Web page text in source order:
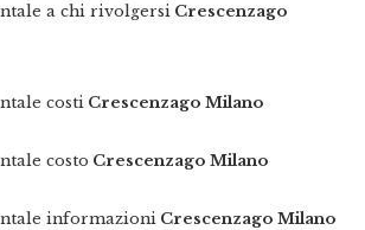
a chi rivolgersi Crescenzago
costi Crescenzago Milano
costo Crescenzago Milano
informazioni Crescenzago Milano